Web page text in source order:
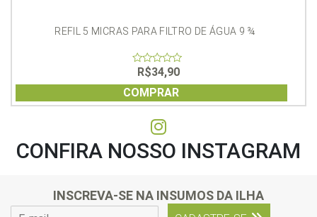
REFIL 5 MICRAS PARA FILTRO DE ÁGUA 9 ¾
of
5
R$34,90
COMPRAR
CONFIRA NOSSO INSTAGRAM
INSCREVA-SE NA INSUMOS DA ILHA